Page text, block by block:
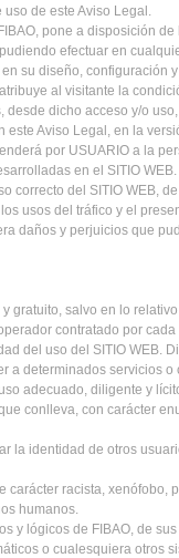
de este Aviso Legal.
pone a disposición
efectuar en
su diseño, configuración
al visitante la
dicho acceso y/o
este Aviso Legal, en la
por USUARIO a la
en el SITIO WEB.
correcto del SITIO WEB,
usos del tráfico y el
daños y perjuicios que
gratuito, salvo en lo
contratado por cada
del uso del SITIO WEB.
a determinados servicios o
adecuado, diligente y
conlleva, con carácter
identidad de otros
racista, xenófobo,
humanos.
y lógicos de FIBAO, de
o cualesquiera otros